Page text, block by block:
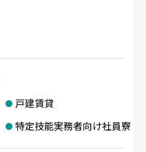
戸建賃貸
特定技能実務者向け社員寮